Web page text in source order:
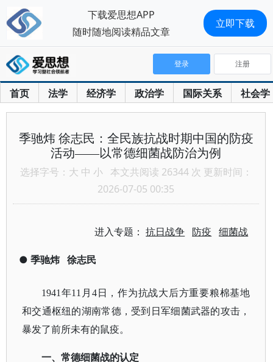
首页 法学 经济学 政治学 国际关系 社会学
登录 注册
季驰炜 徐志民：全民族抗战时期中国的防疫
活动——以常德细菌战防治为例
选择字号： 大 中 小 本文共阅读 26344 次 更新时间：
2026-07-05 00:35
进入专题：抗日战争 防疫 细菌战
● 季驰炜 徐志民
1941年11月4日，作为抗战大后方重要粮棉基地
和交通枢纽的湖南常德，受到日军细菌武器的攻击，
暴发了前所未有的鼠疫。
一、 常德细菌战的认定
下载爱思想APP
随时随地阅读精品文章
立即下载